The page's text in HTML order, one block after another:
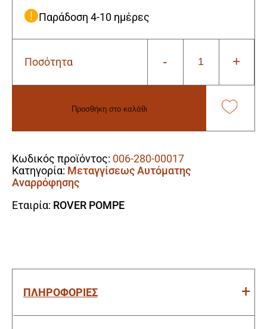
Παράδοση 4-10 ημέρες
Ποσότητα -
Rover
Αναρρόφησης
300W
ποσότητα
+
Προσθήκη στο καλάθι
Κωδικός προϊόντος: 006-280-00017
Κατηγορία: Μεταγγίσεως Αυτόματης
Αναρρόφησης
Εταιρία: ROVER POMPE
ΠΛΗΡΟΦΟΡΙΕΣ